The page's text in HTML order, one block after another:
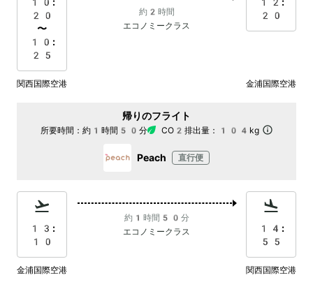
20
〜
10:
25
約2時間
エコノミークラス
20
関西国際空港 金浦国際空港
帰りのフライト
所要時間： 約1時間50分 CO2排出量： 104kg
Peach 直行便
13:
10
約1時間50分
エコノミークラス
14:
55
金浦国際空港 関西国際空港